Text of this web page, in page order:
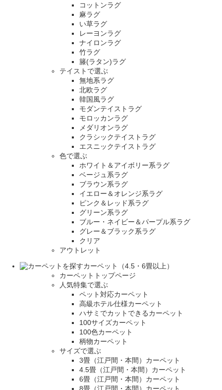
コットンラグ
麻ラグ
い草ラグ
レーヨンラグ
ナイロンラグ
竹ラグ
籐(ラタン)ラグ
テイストで選ぶ
無地系ラグ
北欧ラグ
韓国風ラグ
モダンテイストラグ
モロッカンラグ
メダリオンラグ
クラシックテイストラグ
エスニックテイストラグ
色で選ぶ
ホワイト＆アイボリー系ラグ
ベージュ系ラグ
ブラウン系ラグ
イエロー＆オレンジ系ラグ
ピンク＆レッド系ラグ
グリーン系ラグ
ブルー・ネイビー＆パープル系ラグ
グレー＆ブラック系ラグ
クリア
アウトレット
カーペット（4.5・6畳以上）
カーペットトップページ
人気特集で選ぶ
ペット対応カーペット
高級ホテル仕様カーペット
ハサミでカットできるカーペット
100サイズカーペット
100色カーペット
柄物カーペット
サイズで選ぶ
3畳（江戸間・本間）カーペット
4.5畳（江戸間・本間）カーペット
6畳（江戸間・本間）カーペット
8畳（江戸間・本間）カーペット